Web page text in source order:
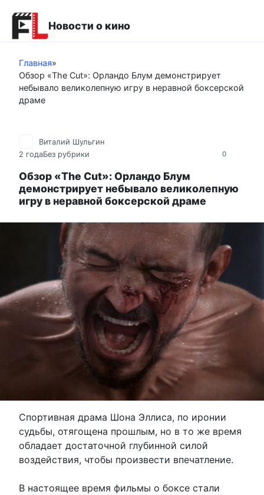
контенту
Новости о кино
Главная»
Обзор «The Cut»: Орландо Блум демонстрирует
небывало великолепную игру в неравной боксерской
драме
0
Виталий Шульгин
2 годаБез рубрики
Обзор «The Cut»: Орландо Блум
демонстрирует небывало великолепную
игру в неравной боксерской драме
Спортивная драма Шона Эллиса, по иронии
судьбы, отягощена прошлым, но в то же время
обладает достаточной глубинной силой
воздействия, чтобы произвести впечатление.
В настоящее время фильмы о боксе стали